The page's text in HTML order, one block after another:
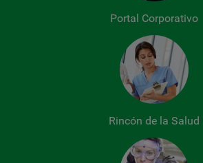
Portal Corporativo
Rincón de la Salud